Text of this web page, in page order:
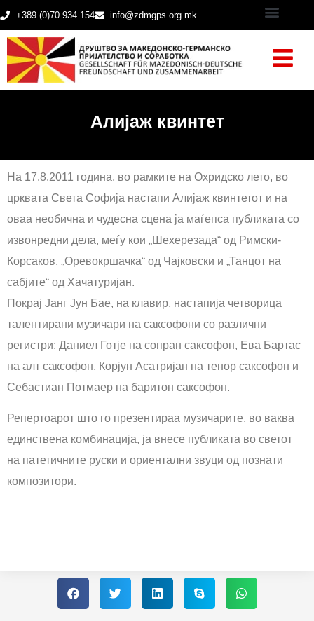
+389 (0)70 934 154 info@zdmgps.org.mk
Алијаж квинтет
На 17.8.2011 година, во рамките на Охридско лето, во
црквата Света Софија настапи Алијаж квинтетот и на
оваа необична и чудесна сцена ја маѓепса публиката со
извонредни дела, меѓу кои „Шехерезада“ од Римски-
Корсаков, „Оревокршачка“ од Чајковски и „Танцот на
сабјите“ од Хачатуријан.
Покрај Јанг Јун Бае, на клавир, настапија четворица
талентирани музичари на саксофони со различни
регистри: Даниел Готје на сопран саксофон, Ева Бартас
на алт саксофон, Корјун Асатријан на тенор саксофон и
Себастиан Потмаер на баритон саксофон.
Репертоарот што го презентираа музичарите, во ваква
единствена комбинација, ја внесе публиката во светот
на патетичните руски и ориентални звуци од познати
композитори.